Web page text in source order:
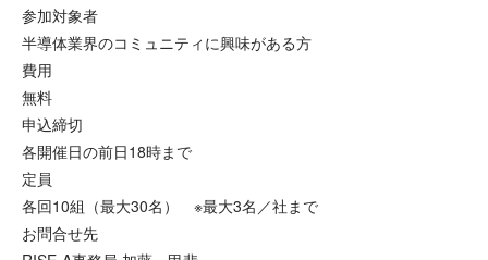
参加対象者
半導体業界のコミュニティに興味がある方
費用
無料
申込締切
各開催日の前日18時まで
定員
各回10組（最大30名） ※最大3名／社まで
お問合せ先